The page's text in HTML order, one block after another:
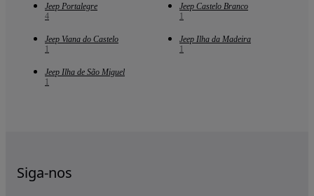
Jeep Portalegre
4
Jeep Castelo Branco
1
Jeep Viana do Castelo
1
Jeep Ilha da Madeira
1
Jeep Ilha de São Miguel
1
Siga-nos